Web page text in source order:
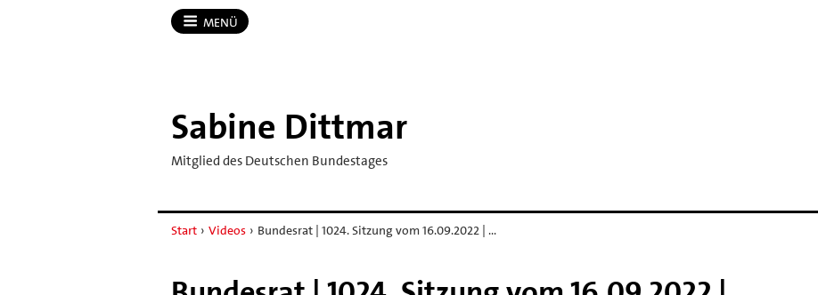
MENÜ
Sabine Dittmar
Mitglied des Deutschen Bundestages
Start › Videos › Bundesrat | 1024. Sitzung vom 16.09.2022 | …